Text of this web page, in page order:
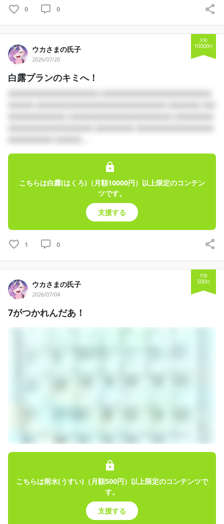
0 0
ウカさまの氏子
2026/07/20
月額
10000円
白露プランのキミへ！
こちらは白露(はくろ)（月額10000円）以上限定のコンテン
ツです。
支援する
1 0
ウカさまの氏子
2026/07/04
月額
500円
7がつかれんだあ！
こちらは雨水(うすい)（月額500円）以上限定のコンテンツで
す。
支援する